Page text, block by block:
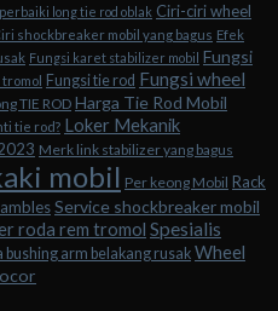
long tie rod oblak Ciri-ciri wheel
shockbreaker mobil yang bagus Efek
Fungsi karet stabilizer mobil Fungsi
Fungsi tie rod Fungsi wheel
TIE ROD Harga Tie Rod Mobil
tie rod? Loker Mekanik
Merk link stabilizer yang bagus
mobil Per keong Mobil Rack
Service shockbreaker mobil
roda rem tromol Spesialis
bushing arm belakang rusak Wheel